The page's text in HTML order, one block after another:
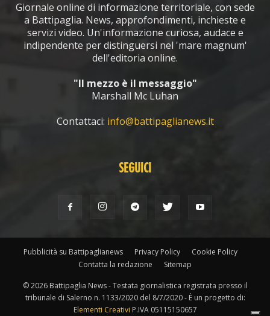
Giornale online di informazione territoriale, con sede
a Battipaglia. News, approfondimenti, inchieste e
servizi video. Un'informazione curiosa, audace e
indipendente per distinguersi nel 'mare magnum'
dell'editoria online.
"Il mezzo è il messaggio"
Marshall Mc Luhan
Contattaci: info@battipaglianews.it
SEGUICI
Pubblicità su Battipaglianews Privacy Policy
Cookie Policy
Contatta la redazione
Sitemap
© 2026 Battipaglia News - Testata giornalistica registrata presso il
tribunale di Salerno n. 1133/2020 del 8/7/2020 - È un progetto di:
Elementi Creativi P.IVA 05115150657